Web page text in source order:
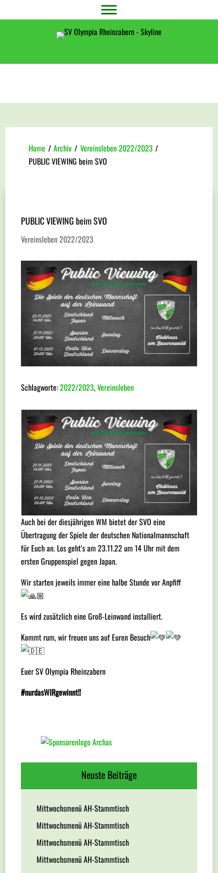
Home / Archiv / Vereinsleben 2022/2023 /
PUBLIC VIEWING beim SVO
PUBLIC VIEWING beim SVO
Vereinsleben 2022/2023
Schlagworte:2022/2023,Vereinsleben
Auch bei der diesjährigen WM bietet der SVO eine
Übertragung der Spiele der deutschen Nationalmannschaft
für Euch an. Los geht‘s am 23.11.22 um 14 Uhr mit dem
ersten Gruppenspiel gegen Japan.
Wir starten jeweils immer eine halbe Stunde vor Anpfiff
Eswird zusätzlich eine Groß-Leinwand installiert.
Kommt rum, wir freuen uns auf Euren Besuch
Euer SV Olympia Rheinzabern
#nurdasWIRgewinnt!!
Neuste Beiträge
Mittwochsmenü AH-Stammtisch
Mittwochsmenü AH-Stammtisch
Mittwochsmenü AH-Stammtisch
Mittwochsmenü AH-Stammtisch